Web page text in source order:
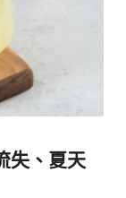
失、夏天